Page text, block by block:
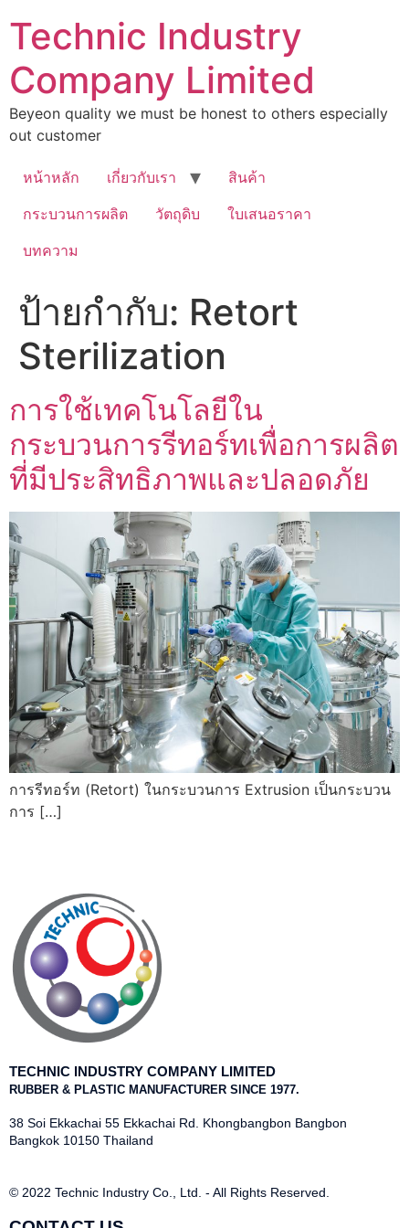
Technic Industry
Company Limited
Beyeon quality we must be honest to others especially
out customer
หน้าหลัก เกี่ยวกับเรา
สินค้า
กระบวนการผลิต
วัตถุดิบ
ใบเสนอราคา
บทความ
ป้ายกำกับ: Retort
Sterilization
การใช้เทคโนโลยีใน
กระบวนการรีทอร์ทเพื่อการผลิต
ที่มีประสิทธิภาพและปลอดภัย
การรีทอร์ท (Retort) ในกระบวนการ Extrusion เป็นกระบวน
การ […]
TECHNIC INDUSTRY COMPANY LIMITED
RUBBER & PLASTIC MANUFACTURER SINCE 1977.
38 Soi Ekkachai 55 Ekkachai Rd. Khongbangbon Bangbon
Bangkok 10150 Thailand
© 2022 Technic Industry Co., Ltd. - All Rights Reserved.